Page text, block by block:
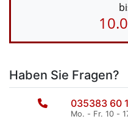
Haben Sie Fragen?
035383 60
Mo. - Fr. 10 -